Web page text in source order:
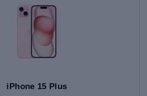
iPhone 15 Plus